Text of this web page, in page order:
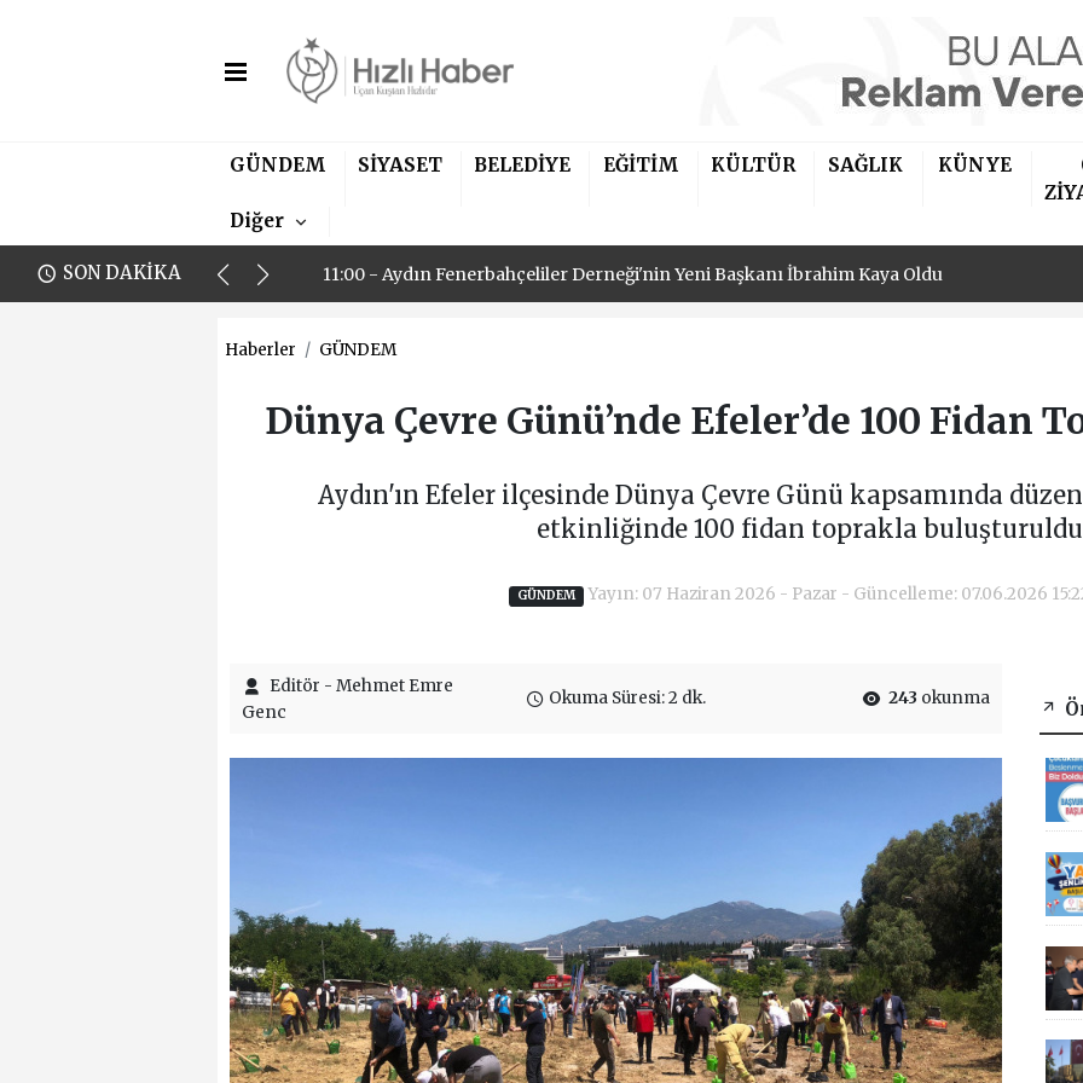
GÜNDEM SİYASET BELEDİYE EĞİTİM KÜLTÜR SAĞLIK KÜNYE
Diğer
SON DAKİKA
11:00 - Aydın Fenerbahçeliler Derneği'nin Yeni Başkanı İbrahim Kaya Oldu
11:00 - Aydın Fenerbahçeliler Derneği'nin Yeni Başkanı İbrahim Kaya Oldu
Haberler GÜNDEM
Dünya Çevre Günü’nde Efeler’de 100 Fidan
Aydın'ın Efeler ilçesinde Dünya Çevre Günü kapsamında
etkinliğinde 100 fidan toprakla
GÜNDEM Yayın: 07 Haziran 2026 - Pazar - Güncelleme: 07.06.2026
Editör - Mehmet Emre
Genc
Okuma Süresi: 2 dk. 243 okunma